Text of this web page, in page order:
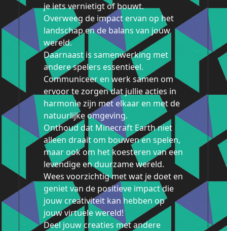
je iets vernietigt of bouwt.
Overweeg de impact ervan op het
landschap en de balans van jouw
wereld.
Daarnaast is samenwerking met
andere spelers essentieel.
Communiceer en werk samen om
ervoor te zorgen dat jullie acties in
harmonie zijn met elkaar en met de
natuurlijke omgeving.
Onthoud dat Minecraft Earth niet
alleen draait om bouwen en spelen,
maar ook om het koesteren van een
levendige en duurzame wereld.
Wees voorzichtig met wat je doet en
geniet van de positieve impact die
jouw creativiteit kan hebben op
jouw virtuele wereld!
Deel jouw creaties met andere